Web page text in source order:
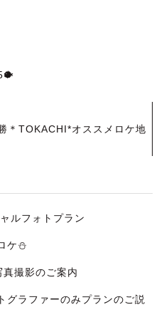
＊TOKACHI*オススメロケ地
ルフォトプラン
ケ⛄️
撮影のご案内
グラファーのみプランのご説